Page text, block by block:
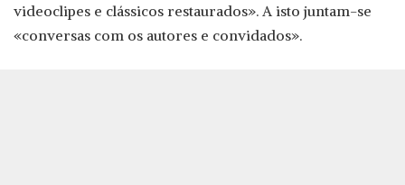
videoclipes e clássicos restaurados». A isto juntam-se
«conversas com os autores e convidados».